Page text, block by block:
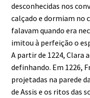
desconhecidas nos
calçado e dormiam no
falavam quando era
imitou à perfeição o
A partir de 1224, Clara
definhando. Em 1226,
projetadas na parede
de Assis e os ritos das